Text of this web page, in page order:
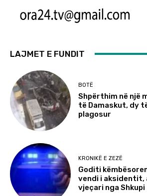
LAJMET E FUNDIT
BOTË
Shpërthim në një
të Damaskut, dy
plagosur
KRONIKË E ZEZË
Goditi
vendi i
vjeçari nga Shkupi